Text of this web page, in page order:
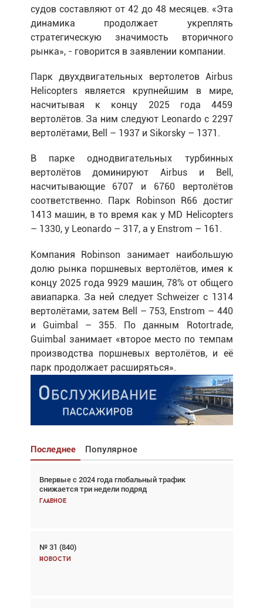
судов составляют от 42 до 48 месяцев. «Эта
динамика продолжает укреплять
стратегическую значимость вторичного
рынка», - говорится в заявлении компании.
Парк двухдвигательных вертолетов Airbus
Helicopters является крупнейшим в мире,
насчитывая к концу 2025 года 4459
вертолётов. За ним следуют Leonardo с 2297
вертолётами, Bell – 1937 и Sikorsky – 1371.
В парке однодвигательных турбинных
вертолётов доминируют Airbus и Bell,
насчитывающие 6707 и 6760 вертолётов
соответственно. Парк Robinson R66 достиг
1413 машин, в то время как у MD Helicopters
– 1330, у Leonardo – 317, а у Enstrom – 161.
Компания Robinson занимает наибольшую
долю рынка поршневых вертолётов, имея к
концу 2025 года 9929 машин, 78% от общего
авиапарка. За ней следует Schweizer с 1314
вертолётами, затем Bell – 753, Enstrom – 440
и Guimbal – 355. По данным Rotortrade,
Guimbal занимает «второе место по темпам
производства поршневых вертолётов, и её
парк продолжает расширяться».
Последнее Популярное
Впервые с 2024 года глобальный трафик
снижается три недели подряд
Главное
№ 31 (840)
Новости
Взгляд с высоты: тандем вертолётов и БПЛА в
спасательных операциях
Главное
Авиационный фотограф Дэйв Кох: «Фотография
говорит сама за себя... а ИИ всё портит»